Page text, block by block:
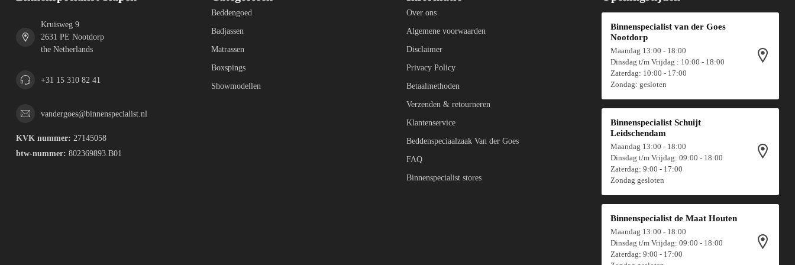
Kruisweg 9
2631 PE Nootdorp
the Netherlands
+31 15 310 82 41
vandergoes@binnenspecialist.nl
KVK nummer: 27145058
btw-nummer: 802369893.B01
Beddengoed
Badjassen
Matrassen
Boxspings
Showmodellen
Over ons
Algemene voorwaarden
Disclaimer
Privacy Policy
Betaalmethoden
Verzenden & retourneren
Klantenservice
Beddenspeciaalzaak Van der Goes
FAQ
Binnenspecialist stores
Binnenspecialist van der Goes
Nootdorp
Maandag 13:00 - 18:00
Dinsdag t/m Vrijdag : 10:00 - 18:00
Zaterdag: 10:00 - 17:00
Zondag: gesloten
Binnenspecialist Schuijt
Leidschendam
Maandag 13:00 - 18:00
Dinsdag t/m Vrijdag: 09:00 - 18:00
Zaterdag: 9:00 - 17:00
Zondag gesloten
Binnenspecialist de Maat Houten
Maandag 13:00 - 18:00
Dinsdag t/m Vrijdag: 09:00 - 18:00
Zaterdag: 9:00 - 17:00